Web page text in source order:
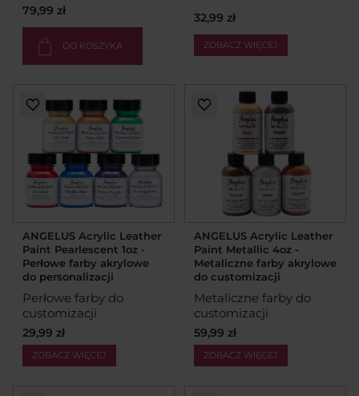
79,99 zł
DO KOSZYKA
32,99 zł
ZOBACZ WIĘCEJ
ANGELUS Acrylic Leather
Paint Pearlescent 1oz -
Perłowe farby akrylowe
do personalizacji
Perłowe farby do
customizacji
29,99 zł
ZOBACZ WIĘCEJ
ANGELUS Acrylic Leather
Paint Metallic 4oz -
Metaliczne farby akrylowe
do customizacji
Metaliczne farby do
customizacji
59,99 zł
ZOBACZ WIĘCEJ